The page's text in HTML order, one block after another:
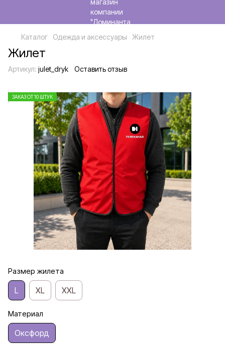
Каталог Одежда и аксессуары Жилет
Жилет
Артикул: julet_dryk Оставить отзыв
ЗАКАЗ ОТ 10 ШТУК
Размер жилета
L XL XXL
Материал
Оксфорд